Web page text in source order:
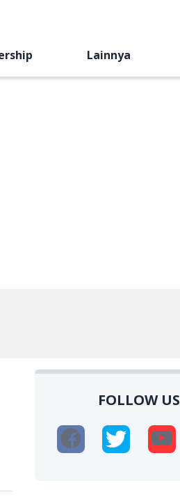
Lainnya
FOLLOW US